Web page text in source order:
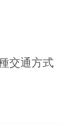
交通方式